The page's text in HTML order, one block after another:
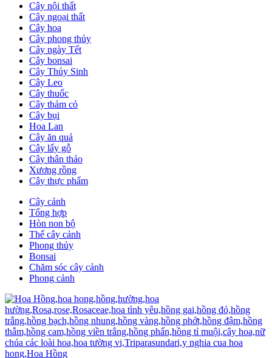
Cây nội thất
Cây ngoại thất
Cây hoa
Cây phong thủy
Cây ngày Tết
Cây bonsai
Cây Thủy Sinh
Cây Leo
Cây thuốc
Cây thảm cỏ
Cây bụi
Hoa Lan
Cây ăn quả
Cây lấy gỗ
Cây thân thảo
Xương rồng
Cây thực phẩm
Cây cảnh
Tổng hợp
Hòn non bộ
Thế cây cảnh
Phong thủy
Bonsai
Chăm sóc cây cảnh
Phong cảnh